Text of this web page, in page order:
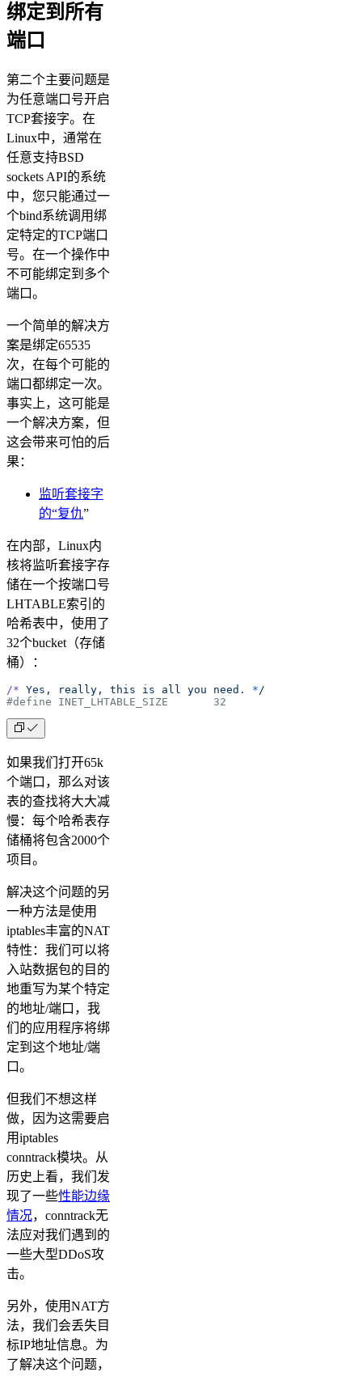
绑定到所有
端口
第二个主要问题是
为任意端口号开启
TCP套接字。在
Linux中，通常在
任意支持BSD
sockets API的系统
中，您只能通过一
个bind系统调用绑
定特定的TCP端口
号。在一个操作中
不可能绑定到多个
端口。
一个简单的解决方
案是绑定65535
次，在每个可能的
端口都绑定一次。
事实上，这可能是
一个解决方案，但
这会带来可怕的后
果：
监听套接字
的“复仇”
在内部，Linux内
核将监听套接字存
储在一个按端口号
LHTABLE索引的
哈希表中，使用了
32个bucket（存储
桶）：
/* Yes, really, this is all you need. * /
#define INET_LHTABLE_SIZE       32
如果我们打开65k
个端口，那么对该
表的查找将大大减
慢：每个哈希表存
储桶将包含2000个
项目。
解决这个问题的另
一种方法是使用
iptables丰富的NAT
特性：我们可以将
入站数据包的目的
地重写为某个特定
的地址/端口，我
们的应用程序将绑
定到这个地址/端
口。
但我们不想这样
做，因为这需要启
用iptables
conntrack模块。从
历史上看，我们发
现了一些性能边缘
情况，conntrack无
法应对我们遇到的
一些大型DDoS攻
击。
另外，使用NAT方
法，我们会丢失目
标IP地址信息。为
了解决这个问题，